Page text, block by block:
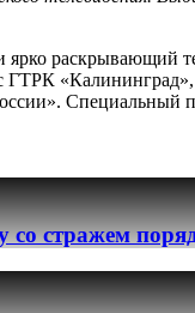
раскрывающий
ГТРК
со стражем